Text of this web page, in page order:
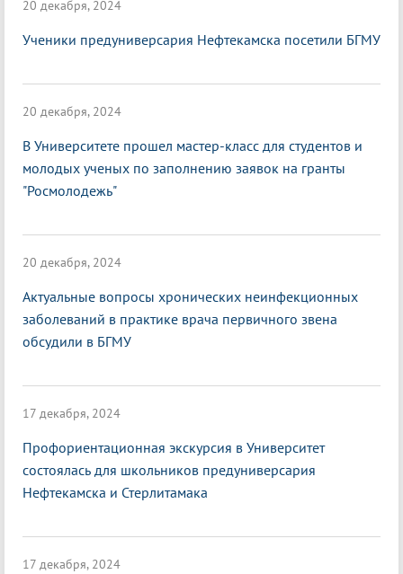
20 декабря, 2024
Ученики предуниверсария Нефтекамска посетили БГМУ
20 декабря, 2024
В Университете прошел мастер-класс для студентов и
молодых ученых по заполнению заявок на гранты
"Росмолодежь"
20 декабря, 2024
Актуальные вопросы хронических неинфекционных
заболеваний в практике врача первичного звена
обсудили в БГМУ
17 декабря, 2024
Профориентационная экскурсия в Университет
состоялась для школьников предуниверсария
Нефтекамска и Стерлитамака
17 декабря, 2024